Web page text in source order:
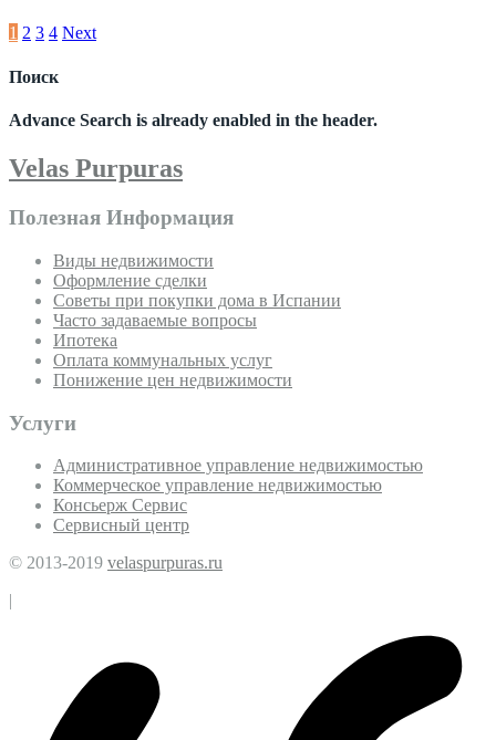
1 2 3 4 Next
Поиск
Advance Search is already enabled in the header.
Velas Purpuras
Полезная Информация
Виды недвижимости
Оформление сделки
Советы при покупки дома в Испании
Часто задаваемые вопросы
Ипотека
Оплата коммунальных услуг
Понижение цен недвижимости
Услуги
Административное управление недвижимостью
Коммерческое управление недвижимостью
Консьерж Сервис
Сервисный центр
© 2013-2019 velaspurpuras.ru
|